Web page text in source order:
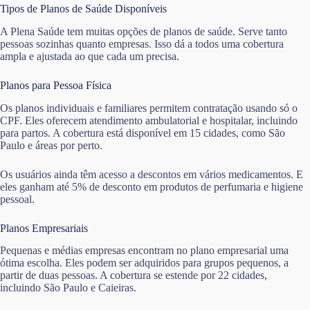
Tipos de Planos de Saúde Disponíveis
A Plena Saúde tem muitas opções de planos de saúde. Serve tanto
pessoas sozinhas quanto empresas. Isso dá a todos uma cobertura
ampla e ajustada ao que cada um precisa.
Planos para Pessoa Física
Os planos individuais e familiares permitem contratação usando só o
CPF. Eles oferecem atendimento ambulatorial e hospitalar, incluindo
para partos. A cobertura está disponível em 15 cidades, como São
Paulo e áreas por perto.
Os usuários ainda têm acesso a descontos em vários medicamentos. E
eles ganham até 5% de desconto em produtos de perfumaria e higiene
pessoal.
Planos Empresariais
Pequenas e médias empresas encontram no plano empresarial uma
ótima escolha. Eles podem ser adquiridos para grupos pequenos, a
partir de duas pessoas. A cobertura se estende por 22 cidades,
incluindo São Paulo e Caieiras.